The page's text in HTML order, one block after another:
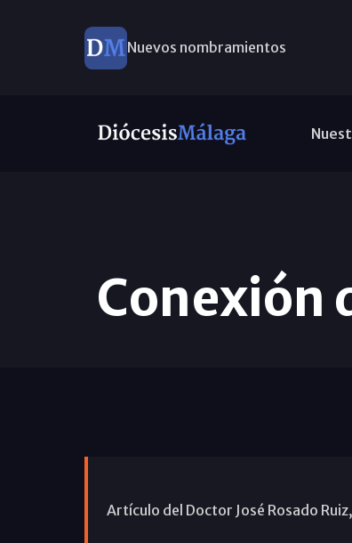
Nuevos nombramientos
Conexión
Artículo del Doctor José Rosado